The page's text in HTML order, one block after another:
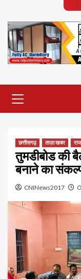
Menu
छत्तीसगढ़ ताज़ा खबर
तुमडीबोड की
बनाने का
CNINews2017